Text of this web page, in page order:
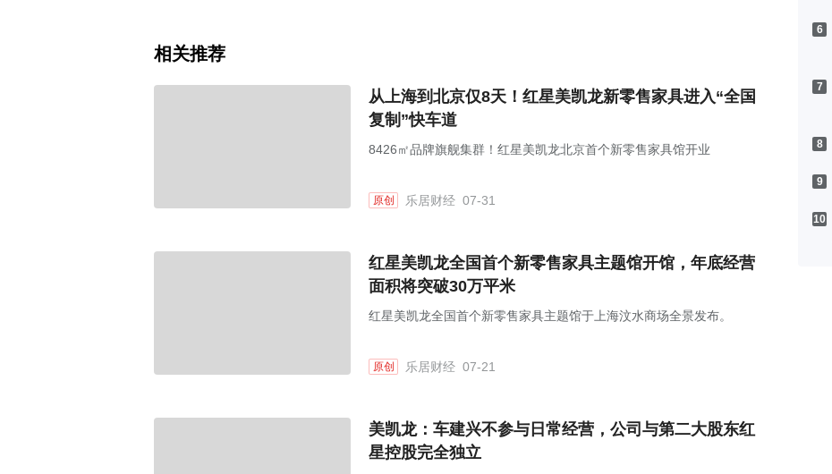
6
7
8
9
10
相关推荐
从上海到北京仅8天！红星美凯龙新零售家具进入“全国
复制”快车道
8426㎡品牌旗舰集群！红星美凯龙北京首个新零售家具馆开业
原创 乐居财经 07-31
红星美凯龙全国首个新零售家具主题馆开馆，年底经营
面积将突破30万平米
红星美凯龙全国首个新零售家具主题馆于上海汶水商场全景发布。
原创 乐居财经 07-21
美凯龙：车建兴不参与日常经营，公司与第二大股东红
星控股完全独立